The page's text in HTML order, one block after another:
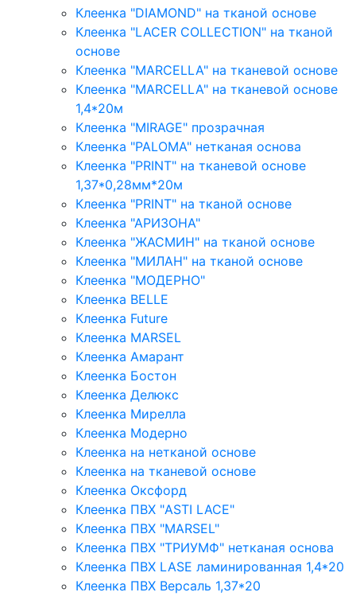
Клеенка "DIAMOND" на тканой основе
Клеенка "LACER COLLECTION" на тканой
основе
Клеенка "MARCELLA" на тканевой основе
Клеенка "MARCELLA" на тканевой основе
1,4*20м
Клеенка "MIRAGE" прозрачная
Клеенка "PALOMA" нетканая основа
Клеенка "PRINT" на тканевой основе
1,37*0,28мм*20м
Клеенка "PRINT" на тканой основе
Клеенка "АРИЗОНА"
Клеенка "ЖАСМИН" на тканой основе
Клеенка "МИЛАН" на тканой основе
Клеенка "МОДЕРНО"
Клеенка BELLE
Клеенка Future
Клеенка MARSEL
Клеенка Амарант
Клеенка Бостон
Клеенка Делюкс
Клеенка Мирелла
Клеенка Модерно
Клеенка на нетканой основе
Клеенка на тканевой основе
Клеенка Оксфорд
Клеенка ПВХ "ASTI LACE"
Клеенка ПВХ "MARSEL"
Клеенка ПВХ "ТРИУМФ" нетканая основа
Клеенка ПВХ LASE ламинированная 1,4*20
Клеенка ПВХ Версаль 1,37*20